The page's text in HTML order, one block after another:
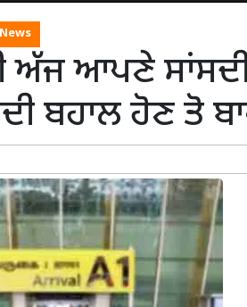
ਅੱਜ ਆਪਣੇ
ਬਹਾਲ ਹੋਣ ਤੋ